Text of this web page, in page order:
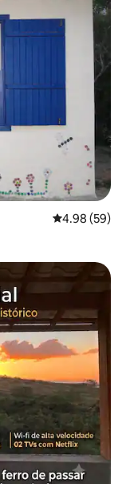
平均评分 4.98
4.98 (59)